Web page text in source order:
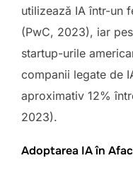
utilizează IA într-un
(PwC, 2023), iar
startup-urile
companii legate de
aproximativ 12%
2023).
Adoptarea IA în